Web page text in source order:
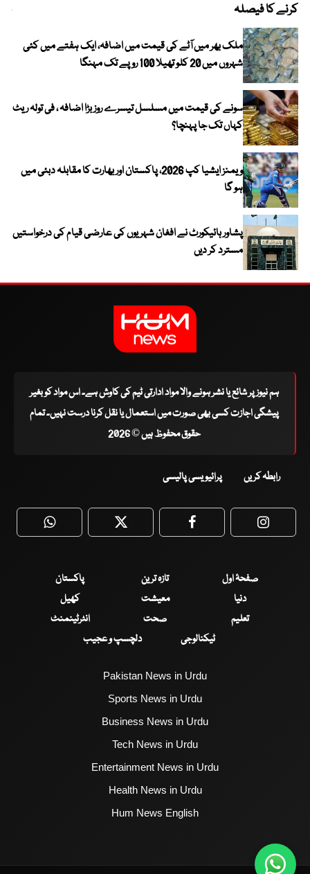
کرنے کا فیصلہ
ملک بھر میں آٹے کی قیمت میں اضافہ، ایک ہفتے میں کئی
شہروں میں 20 کلو تھیلا 100 روپے تک مہنگا
سونے کی قیمت میں مسلسل تیسرے روز بڑا اضافہ ، فی تولہ ریٹ
کہاں تک جا پہنچا؟
ویمنز ایشیا کپ 2026، پاکستان اور بھارت کا مقابلہ دبئی میں
ہو گا
پشاور ہائیکورٹ نے افغان شہریوں کی عارضی قیام کی درخواستیں
مسترد کر دیں
ہم نیوز پر شائع یا نشر ہونے والا مواد ادارتی ٹیم کی کاوش ہے۔ اس مواد کو بغیر
پیشگی اجازت کسی بھی صورت میں استعمال یا نقل کرنا درست نہیں۔ تمام
حقوق محفوظ ہیں © 2026
رابطہ کریں پرائیویسی پالیسی
WhatsApp Twitter Facebook
صفحۂ اول تازہ ترین
پاکستان
دنیا
معیشت
کھیل
تعلیم
صحت
انٹرٹینمنٹ
ٹیکنالوجی
دلچسپ و عجیب
Pakistan News in Urdu
Sports News in Urdu
Business News in Urdu
Tech News in Urdu
Entertainment News in Urdu
Health News in Urdu
Hum News English